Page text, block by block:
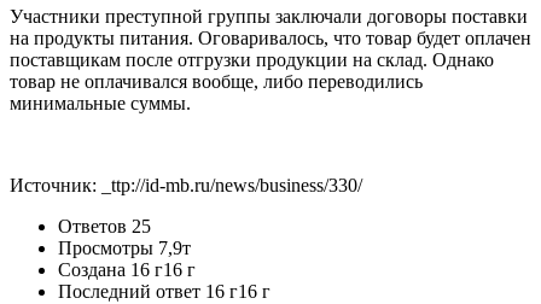
Участники преступной группы заключали договоры поставки
на продукты питания. Оговаривалось, что товар будет оплачен
поставщикам после отгрузки продукции на склад. Однако
товар не оплачивался вообще, либо переводились
минимальные суммы.
Источник: _ttp://id-mb.ru/news/business/330/
Ответов 25
Просмотры 7,9т
Создана 16 г16 г
Последний ответ 16 г16 г